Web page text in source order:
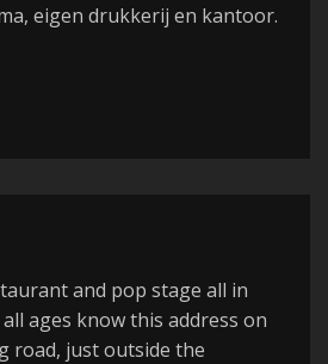
eigen drukkerij en kantoor.
and pop stage all in
ages know this address on
road, just outside the